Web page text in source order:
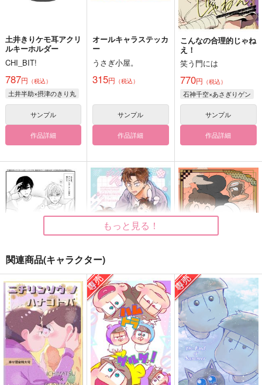
土井きりケモ耳アクリ
ルキーホルダー
CHI_BIT!
787円 （税込）
土井半助×摂津のきり丸
サンプル
作品詳細
オールキャラステッカ
ー
うさぎ小屋。
315円 （税込）
サンプル
作品詳細
こんなの合理的じゃね
え！
笑う門には
770円 （税込）
石神千空×あさぎりゲン
サンプル
作品詳細
迷子のうさぎ いばに
ー
ましゅまろフォンデ
ュ
157円 （税込）
イヴァン×ティル
サンプル
うさぎ、お届けしま
す。
蒼ゐ屋
787円（税込）
山田利吉×土井半助
サンプル
うさぎ温泉日記
ありえな委員会
629 （税込）
雑渡昆奈門×土井半助
サンプル
もっと見る！
関連商品(キャラクター)